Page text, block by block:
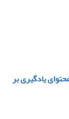
یادگیری بر